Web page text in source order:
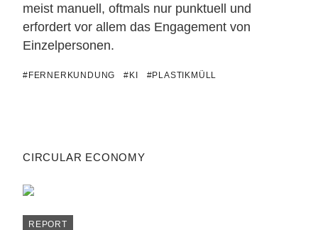
meist manuell, oftmals nur punktuell und
erfordert vor allem das Engagement von
Einzelpersonen.
#FERNERKUNDUNG #KI #PLASTIKMÜLL
CIRCULAR ECONOMY
REPORT